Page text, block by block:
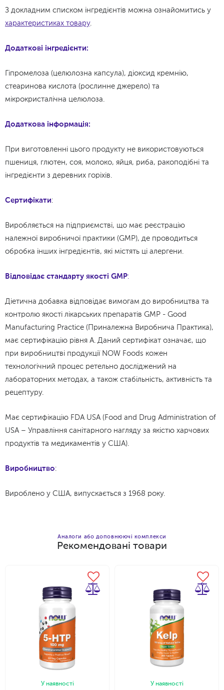
З докладним списком інгредієнтів можна ознайомитись у
характеристиках товару.
Додаткові інгредієнти:
Гіпромелоза (целюлозна капсула), діоксид кремнію,
стеаринова кислота (рослинне джерело) та
мікрокристалічна целюлоза.
Додаткова інформація:
При виготовленні цього продукту не використовуються
пшениця, глютен, соя, молоко, яйця, риба, ракоподібні та
інгредієнти з деревних горіхів.
Сертифікати:
Виробляється на підприємстві, що має реєстрацію
належної виробничої практики (GMP), де проводиться
обробка інших інгредієнтів, які містять ці алергени.
Відповідає стандарту якості GMP:
Діетична добавка відповідає вимогам до виробництва та
контролю якості лікарських препаратів GMP - Good
Manufacturing Practice (Приналежна Виробнича Практика),
має сертифікацію рівня А. Даний сертифікат означає, що
при виробництві продукції NOW Foods кожен
технологічний процес ретельно досліджений на
лабораторних методах, а також стабільність, активність та
рецептуру.
Має сертифікацію FDA USA (Food and Drug Administration of
USA – Управління санітарного нагляду за якістю харчових
продуктів та медикаментів у США).
Виробництво:
Вироблено у США, випускається з 1968 року.
Додати в кошик
Аналоги або доповнюючі комплекси
Рекомендовані товари
У наявності У наявності